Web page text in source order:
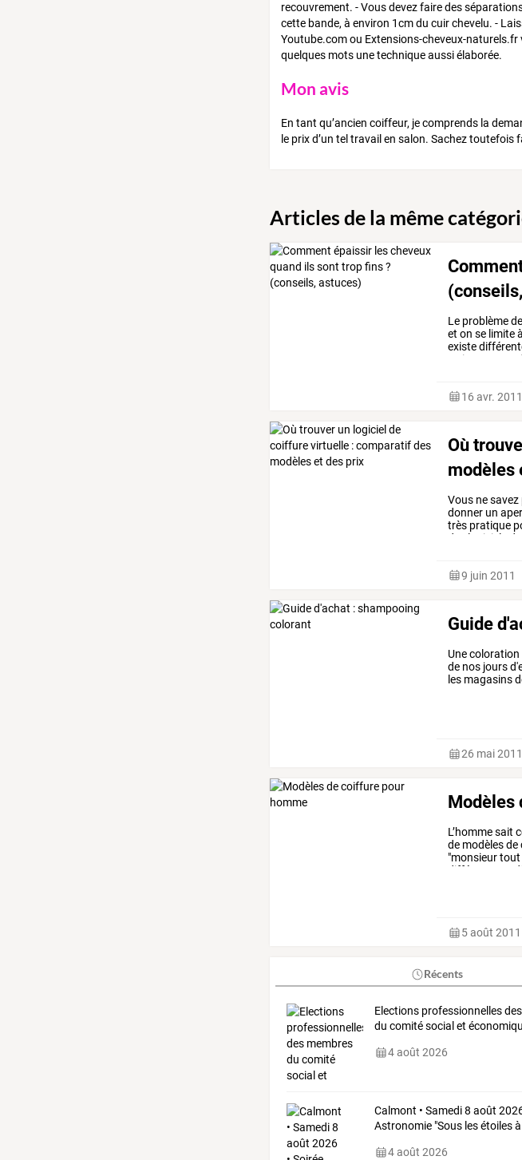
recouvrement. - Vous devez faire des
cette bande, à environ 1cm du cuir chevelu. -
Youtube.com ou Extensions-cheveux-
quelques mots une technique aussi élaborée.
Mon avis
En tant qu’ancien coiffeur, je comprends la
le prix d’un tel travail en salon. Sachez toutefois
Articles de la même
Le problème
et on se limiteà
existe
traitements
qui
16 avr. 2011
Où
modèles
Vous nesavez
donner un
très pratique
des
logiciels de
9 juin 2011
Guide
Unecoloration
de nos jours
les magasins
26 mai 2011
Modèles
L’hommesait
de modèlesde
"monsieurtout
différents
5 août 2011
Récents
Elections professionnelles
du comité social et
4 août 2026
Calmont • Samedi 8 août
Astronomie "Sous les étoiles
4 août 2026